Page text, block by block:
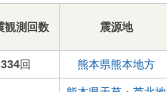
観測回数 震源地
334回 熊本県熊本地方